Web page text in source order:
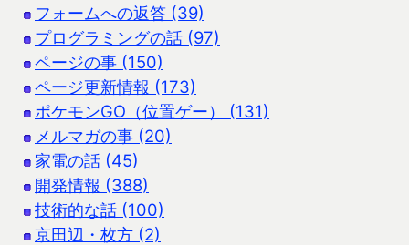
フォームへの返答 (39)
プログラミングの話 (97)
ページの事 (150)
ページ更新情報 (173)
ポケモンGO（位置ゲー） (131)
メルマガの事 (20)
家電の話 (45)
開発情報 (388)
技術的な話 (100)
京田辺・枚方 (2)